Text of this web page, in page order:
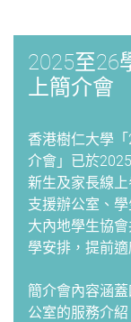
2025至26
上簡介會
香港樹仁大學
介會」已於
新生及家長線
支援辦公室、
大內地學生協
學安排，提前適
簡介會內容涵
公室的服務介